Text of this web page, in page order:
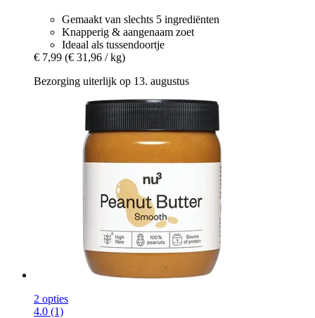
Gemaakt van slechts 5 ingrediënten
Knapperig & aangenaam zoet
Ideaal als tussendoortje
€ 7,99 (€ 31,96 / kg)
Bezorging uiterlijk op 13. augustus
2 opties
4.0 (1)